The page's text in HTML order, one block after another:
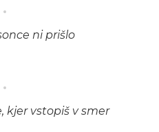
ni prišlo
kjer vstopiš v smer